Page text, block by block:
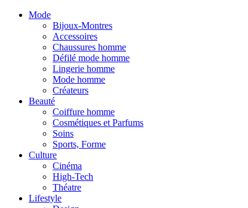
Mode
Bijoux-Montres
Accessoires
Chaussures homme
Défilé mode homme
Lingerie homme
Mode homme
Créateurs
Beauté
Coiffure homme
Cosmétiques et Parfums
Soins
Sports, Forme
Culture
Cinéma
High-Tech
Théatre
Lifestyle